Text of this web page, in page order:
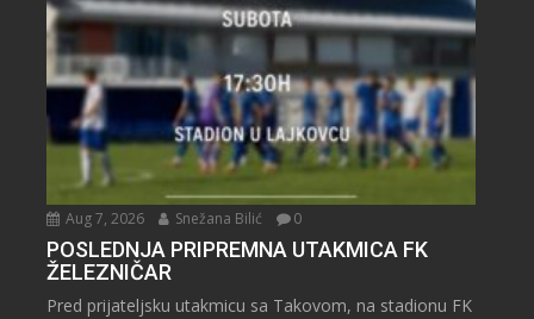
Aug 7, 2026 Snežana Bilić 0
POSLEDNJA PRIPREMNA UTAKMICA FK
ŽELEZNIČAR
Pred prijateljsku utakmicu sa Takovom, na stadionu FK